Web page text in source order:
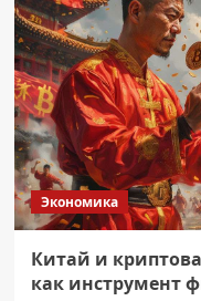
Экономика
Китай и
как инструмент